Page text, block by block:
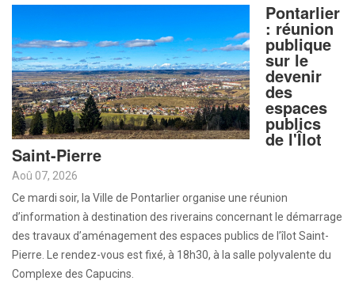
Pontarlier
: réunion
publique
sur le
devenir
des
espaces
publics
de l'Îlot
Saint-Pierre
Aoû 07, 2026
Ce mardi soir, la Ville de Pontarlier organise une réunion
d’information à destination des riverains concernant le démarrage
des travaux d’aménagement des espaces publics de l’îlot Saint-
Pierre. Le rendez-vous est fixé, à 18h30, à la salle polyvalente du
Complexe des Capucins.